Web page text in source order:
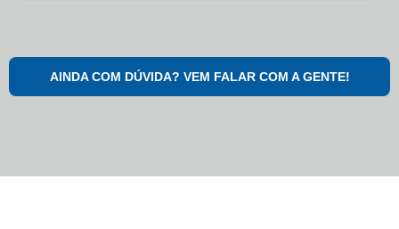
AINDA COM DÚVIDA? VEM FALAR COM A GENTE!